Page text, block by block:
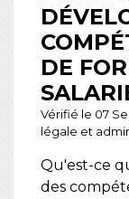
DE
Vérifié le 07
légale et
Qu'est-ce
des